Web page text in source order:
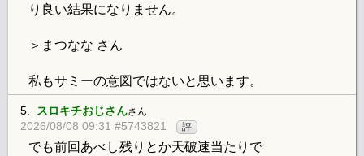
り良い結果になりません。
＞まつなな さん
私もサミーの意図ではないと思います。
5. スロキチおじさんさん
2026/08/08 09:31 #5743821 評
でも前回あべし残りとか天破速当たりで